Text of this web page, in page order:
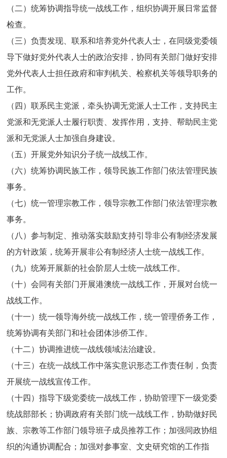
（二）统筹协调指导统一战线工作，组织协调开展日常监督
检查。
（三）负责发现、联系和培养党外代表人士，在同级党委领
导下做好党外代表人士的政治安排，协同有关部门做好安排
党外代表人士担任政府和审判机关、检察机关等领导职务的
工作。
（四）联系民主党派，牵头协调无党派人士工作，支持民主
党派和无党派人士履行职责、发挥作用，支持、帮助民主党
派和无党派人士加强自身建设。
（五）开展党外知识分子统一战线工作。
（六）统筹协调民族工作，领导民族工作部门依法管理民族
事务。
（七）统一管理宗教工作，领导宗教工作部门依法管理宗教
事务。
（八）参与制定、推动落实鼓励支持引导非公有制经济发展
的方针政策，统筹开展非公有制经济人士统一战线工作。
（九）统筹开展新的社会阶层人士统一战线工作。
（十）会同有关部门开展港澳统一战线工作，开展对台统一
战线工作。
（十一）统一领导海外统一战线工作，统一管理侨务工作，
统筹协调有关部门和社会团体涉侨工作。
（十二）协调推进统一战线领域法治建设。
（十三）在统一战线工作中落实意识形态工作责任制，负责
开展统一战线宣传工作。
（十四）指导下级党委统一战线工作，协助管理下一级党委
统战部部长；协调政府有关部门统一战线工作，协助做好民
族、宗教等工作部门领导班子成员推荐工作；加强同政协组
织的沟通协调配合；加强对参事室、文史研究馆的工作指